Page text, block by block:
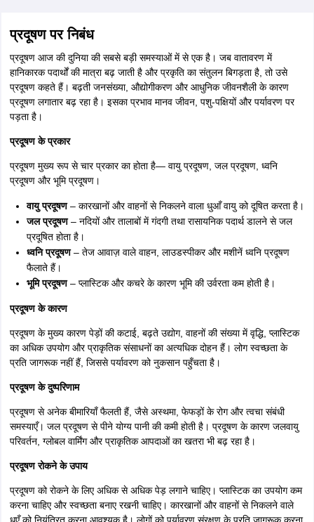
प्रदूषण पर निबंध
प्रदूषण आज की दुनिया की सबसे बड़ी समस्याओं में से एक है। जब वातावरण में
हानिकारक पदार्थों की मात्रा बढ़ जाती है और प्रकृति का संतुलन बिगड़ता है, तो उसे
प्रदूषण कहते हैं। बढ़ती जनसंख्या, औद्योगीकरण और आधुनिक जीवनशैली के कारण
प्रदूषण लगातार बढ़ रहा है। इसका प्रभाव मानव जीवन, पशु-पक्षियों और पर्यावरण पर
पड़ता है।
प्रदूषण के प्रकार
प्रदूषण मुख्य रूप से चार प्रकार का होता है— वायु प्रदूषण, जल प्रदूषण, ध्वनि
प्रदूषण और भूमि प्रदूषण।
वायु प्रदूषण– कारखानों और वाहनों से निकलने वाला धुआँ वायु को दूषित करता है।
जल प्रदूषण– नदियों और तालाबों में गंदगी तथा रासायनिक पदार्थ डालने से जल
प्रदूषित होता है।
ध्वनि प्रदूषण– तेज आवाज़ वाले वाहन, लाउडस्पीकर और मशीनें ध्वनि प्रदूषण
फैलाते हैं।
भूमि प्रदूषण– प्लास्टिक और कचरे के कारण भूमि की उर्वरता कम होती है।
प्रदूषण के कारण
प्रदूषण के मुख्य कारण पेड़ों की कटाई, बढ़ते उद्योग, वाहनों की संख्या में वृद्धि, प्लास्टिक
का अधिक उपयोग और प्राकृतिक संसाधनों का अत्यधिक दोहन हैं। लोग स्वच्छता के
प्रति जागरूक नहीं हैं, जिससे पर्यावरण को नुकसान पहुँचता है।
प्रदूषण के दुष्परिणाम
प्रदूषण से अनेक बीमारियाँ फैलती हैं, जैसे अस्थमा, फेफड़ों के रोग और त्वचा संबंधी
समस्याएँ। जल प्रदूषण से पीने योग्य पानी की कमी होती है। प्रदूषण के कारण जलवायु
परिवर्तन, ग्लोबल वार्मिंग और प्राकृतिक आपदाओं का खतरा भी बढ़ रहा है।
प्रदूषण रोकने के उपाय
प्रदूषण को रोकने के लिए अधिक से अधिक पेड़ लगाने चाहिए। प्लास्टिक का उपयोग कम
करना चाहिए और स्वच्छता बनाए रखनी चाहिए। कारखानों और वाहनों से निकलने वाले